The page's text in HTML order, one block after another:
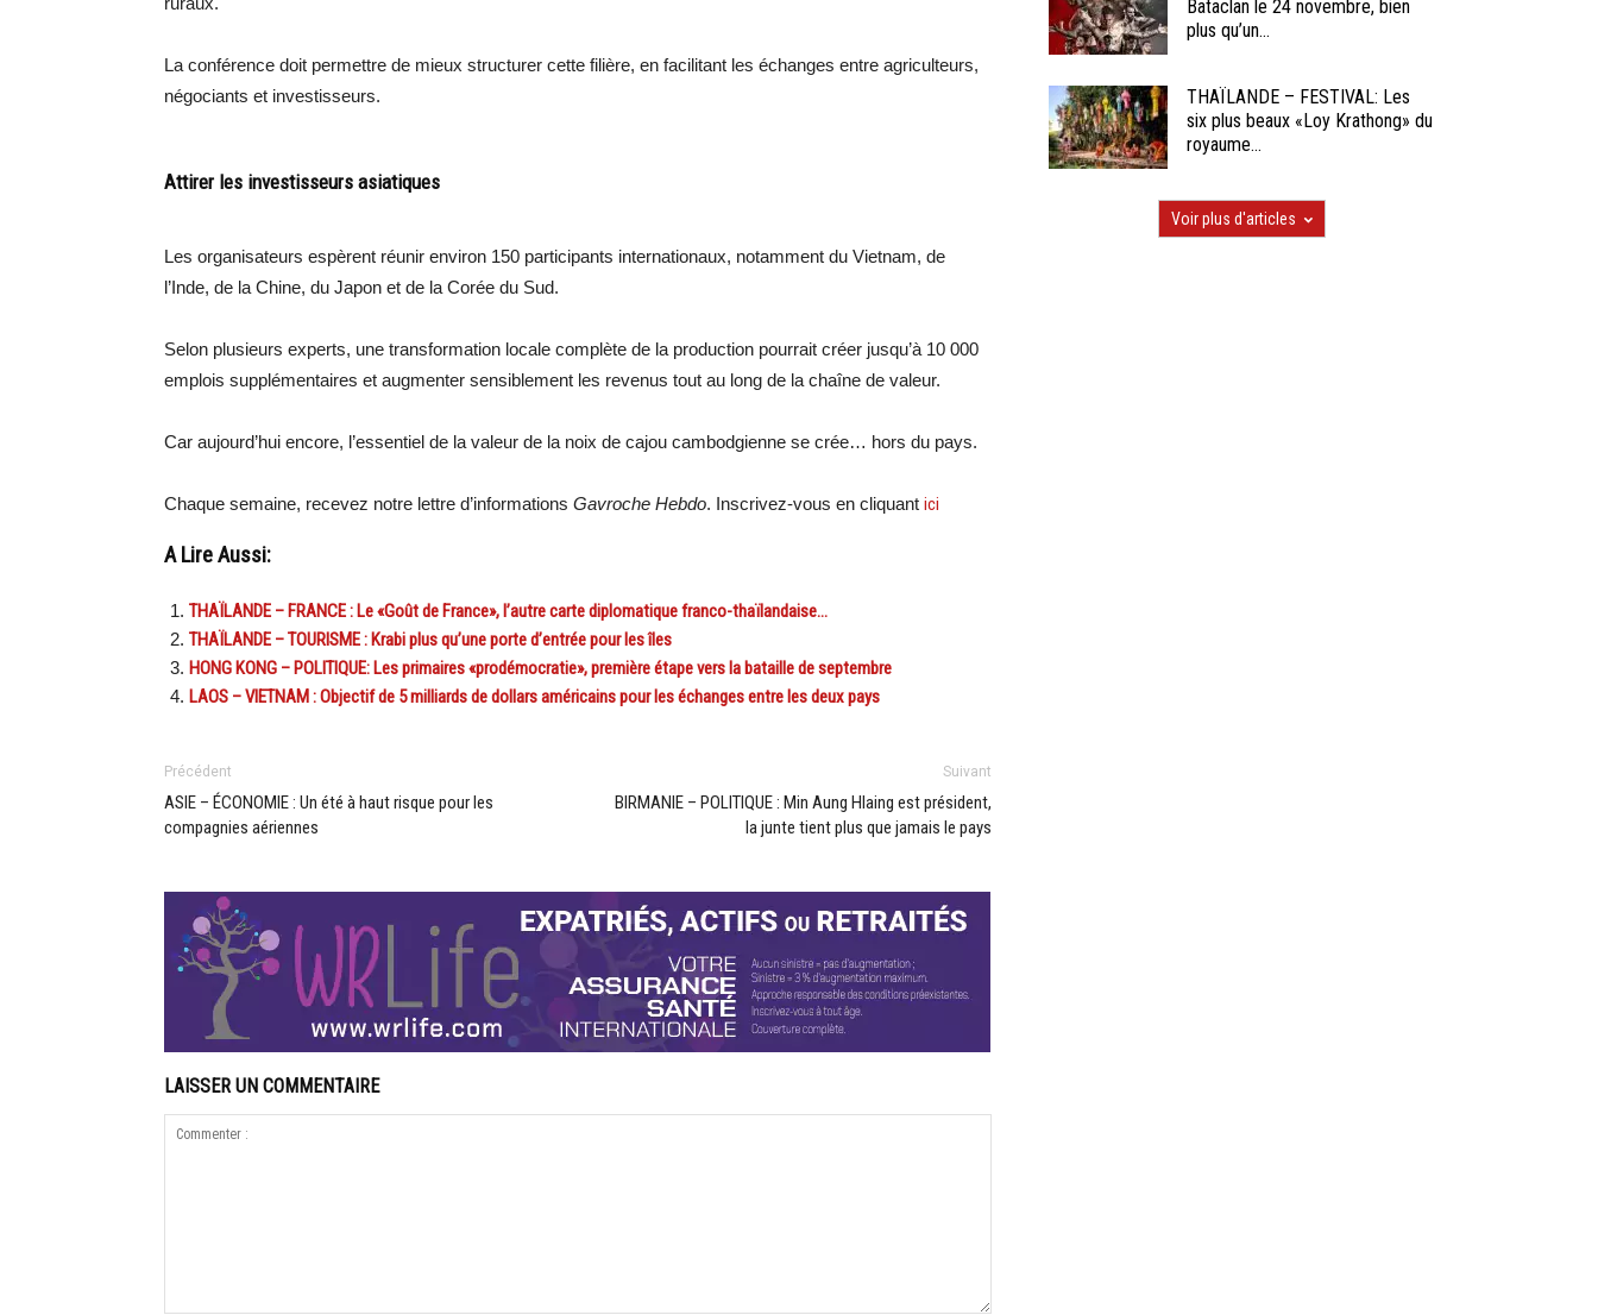
La conférence doit permettre de mieux structurer cette filière, en facilitant les échanges entre agriculteurs,
négociants et investisseurs.
Attirer les investisseurs asiatiques
Les organisateurs espèrent réunir environ 150 participants internationaux, notamment du Vietnam, de
l’Inde, de la Chine, du Japon et de la Corée du Sud.
Selon plusieurs experts, une transformation locale complète de la production pourrait créer jusqu’à 10 000
emplois supplémentaires et augmenter sensiblement les revenus tout au long de la chaîne de valeur.
Car aujourd’hui encore, l’essentiel de la valeur de la noix de cajou cambodgienne se crée… hors du pays.
Chaque semaine, recevez notre lettre d’informations Gavroche Hebdo. Inscrivez-vous en cliquant ici
A Lire Aussi:
THAÏLANDE – FRANCE : Le «Goût de France», l’autre carte diplomatique franco-thaïlandaise…
THAÏLANDE – TOURISME : Krabi plus qu’une porte d’entrée pour les îles
HONG KONG – POLITIQUE: Les primaires «prodémocratie», première étape vers la bataille de septembre
LAOS – VIETNAM : Objectif de 5 milliards de dollars américains pour les échanges entre les deux pays
Précédent
ASIE – ÉCONOMIE : Un été à haut risque pour les
compagnies aériennes
Suivant
BIRMANIE – POLITIQUE : Min Aung Hlaing est président,
la junte tient plus que jamais le pays
LAISSER UN COMMENTAIRE
Bataclan le 24 novembre, bien
plus qu’un...
THAÏLANDE – FESTIVAL: Les
six plus beaux «Loy Krathong» du
royaume...
Voir plus d'articles